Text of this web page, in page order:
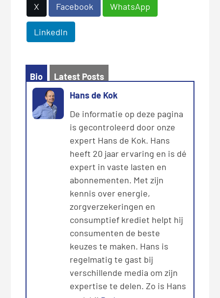
X Facebook WhatsApp
LinkedIn
Bio
Latest Posts
Hans de Kok
De informatie op deze pagina
is gecontroleerd door onze
expert Hans de Kok. Hans
heeft 20 jaar ervaring en is dé
expert in vaste lasten en
abonnementen. Met zijn
kennis over energie,
zorgverzekeringen en
consumptief krediet helpt hij
consumenten de beste
keuzes te maken. Hans is
regelmatig te gast bij
verschillende media om zijn
expertise te delen. Zo is Hans